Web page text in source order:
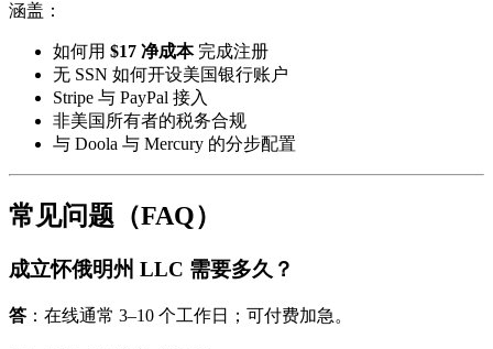
涵盖：
如何用 $17 净成本完成注册
无 SSN 如何开设美国银行账户
Stripe 与 PayPal 接入
非美国所有者的税务合规
与 Doola 与 Mercury 的分步配置
常见问题（FAQ）
成立怀俄明州 LLC 需要多久？
答 ：在线通常 3–10 个工作日；可付费加急。